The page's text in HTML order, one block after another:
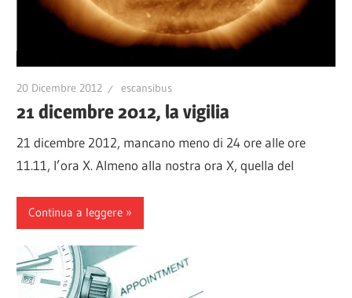
20 Dicembre 2012 escansibus
21 dicembre 2012, la vigilia
21 dicembre 2012, mancano meno di 24 ore alle ore
11.11, l’ora X. Almeno alla nostra ora X, quella del
Continua a leggere